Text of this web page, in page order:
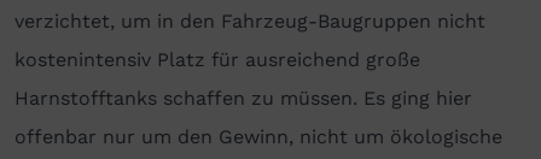
verzichtet, um in den Fahrzeug-Baugruppen nicht
kostenintensiv Platz für ausreichend große
Harnstofftanks schaffen zu müssen. Es ging hier
offenbar nur um den Gewinn, nicht um ökologische